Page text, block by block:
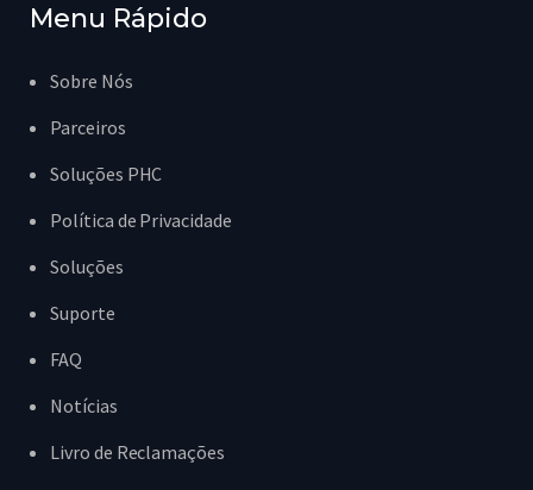
Menu Rápido
Sobre Nós
Parceiros
Soluções PHC
Política de Privacidade
Soluções
Suporte
FAQ
Notícias
Livro de Reclamações